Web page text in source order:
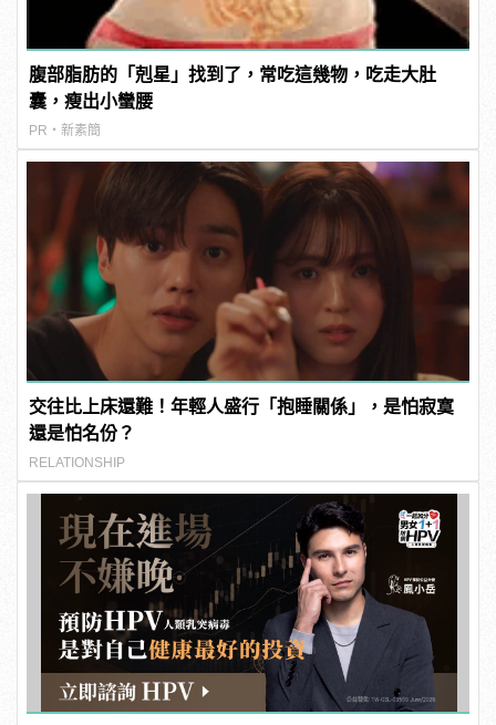
腹部脂肪的「剋星」找到了，常吃這幾物，吃走大肚
囊，瘦出小蠻腰
PR・新素簡
交往比上床還難！年輕人盛行「抱睡關係」，是怕寂寞
還是怕名份？
RELATIONSHIP